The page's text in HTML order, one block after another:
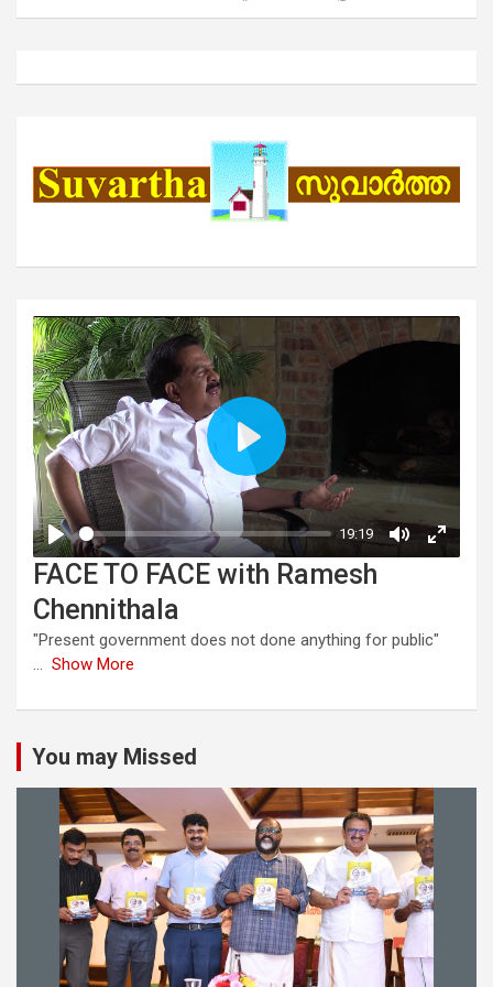
FACE TO FACE with Ramesh
Chennithala
"Present government does not done anything for public"
... Show More
You may Missed